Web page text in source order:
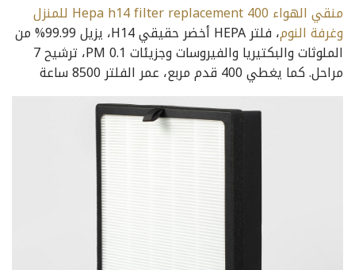
منقي الهواء Hepa h14 filter replacement 400 للمنزل
وغرفة النوم
، فلتر HEPA أخضر حقيقي H14، يزيل 99.99% من
الملوثات والبكتيريا والفيروسات وجزيئات PM 0.1، ترشيح 7
مراحل. كما يغطي 400 قدم مربع، عمر الفلتر 8500 ساعة